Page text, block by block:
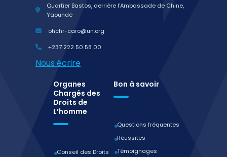
Quartier Bastos, derrière l'Ambassade de Chine,
Yaoundé
ohchr-caro@un.org
+237 222 50 58 00
Nous écrire
Organes
Chargés des
Droits de
L’homme
Conseil des Droits
Bon à savoir
Questions fréquentes
Réussites
Témoignages